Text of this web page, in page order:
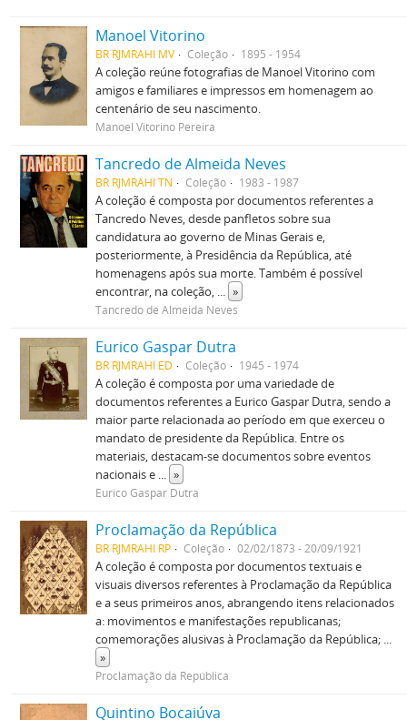
Manoel Vitorino
BR RJMRAHI MV Coleção 1895 - 1954
A coleção reúne fotografias de Manoel Vitorino com
amigos e familiares e impressos em homenagem ao
centenário de seu nascimento.
Manoel Vitorino Pereira
Tancredo de Almeida Neves
BR RJMRAHI TN Coleção 1983 - 1987
A coleção é composta por documentos referentes a
Tancredo Neves, desde panfletos sobre sua
candidatura ao governo de Minas Gerais e,
posteriormente, à Presidência da República, até
homenagens após sua morte. Também é possível
encontrar, na coleção, ... »
Tancredo de Almeida Neves
Eurico Gaspar Dutra
BR RJMRAHI ED Coleção 1945 - 1974
A coleção é composta por uma variedade de
documentos referentes a Eurico Gaspar Dutra, sendo a
maior parte relacionada ao período em que exerceu o
mandato de presidente da República. Entre os
materiais, destacam-se documentos sobre eventos
nacionais e ... »
Eurico Gaspar Dutra
Proclamação da República
BR RJMRAHI RP Coleção 02/02/1873 - 20/09/1921
A coleção é composta por documentos textuais e
visuais diversos referentes à Proclamação da República
e a seus primeiros anos, abrangendo itens relacionados
a: movimentos e manifestações republicanas;
comemorações alusivas à Proclamação da República; ...
»
Proclamação da República
Quintino Bocaiúva